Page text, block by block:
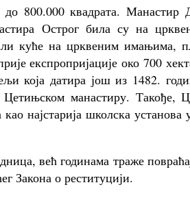
800.000 квадрата. Манастир
Острог била су на
куће на црквеним имањима,
експропријације око 700
која датира још из 1482.
манастиру. Такође,
најстарија школска
већ годинама траже
Закона о реституцији.